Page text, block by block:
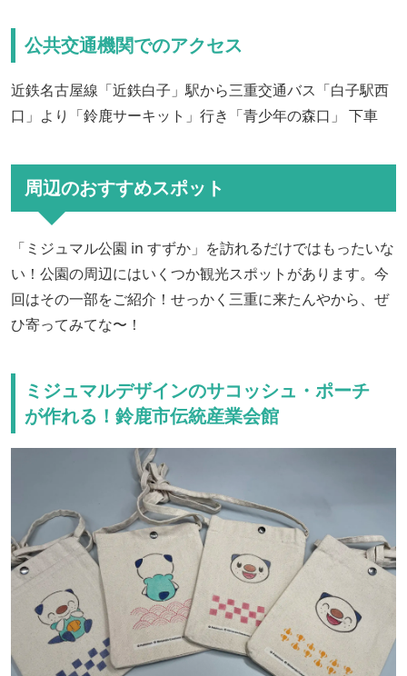
公共交通機関でのアクセス
近鉄名古屋線「近鉄白子」駅から三重交通バス「白子駅西
口」より「鈴鹿サーキット」行き「青少年の森口」 下車
周辺のおすすめスポット
「ミジュマル公園 in すずか」を訪れるだけではもったいな
い！公園の周辺にはいくつか観光スポットがあります。今
回はその一部をご紹介！せっかく三重に来たんやから、ぜ
ひ寄ってみてな〜！
ミジュマルデザインのサコッシュ・ポーチ
が作れる！鈴鹿市伝統産業会館